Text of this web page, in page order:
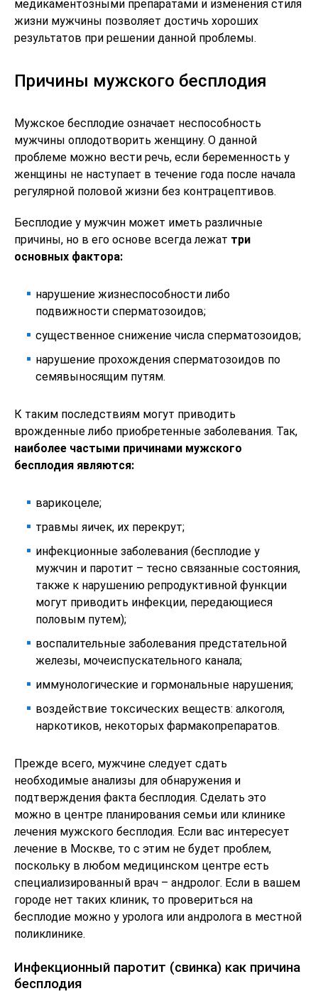
медикаментозными препаратами и изменения стиля
жизни мужчины позволяет достичь хороших
результатов при решении данной проблемы.
Причины мужского бесплодия
Мужское бесплодие означает неспособность
мужчины оплодотворить женщину. О данной
проблеме можно вести речь, если беременность у
женщины не наступает в течение года после начала
регулярной половой жизни без контрацептивов.
Бесплодие у мужчин может иметь различные
причины, но в его основе всегда лежат три
основных фактора:
нарушение жизнеспособности либо
подвижности сперматозоидов;
существенное снижение числа сперматозоидов;
нарушение прохождения сперматозоидов по
семявыносящим путям.
К таким последствиям могут приводить
врожденные либо приобретенные заболевания. Так,
наиболее частыми причинами мужского
бесплодия являются:
варикоцеле;
травмы яичек, их перекрут;
инфекционные заболевания (бесплодие у
мужчин и паротит – тесно связанные состояния,
также к нарушению репродуктивной функции
могут приводить инфекции, передающиеся
половым путем);
воспалительные заболевания предстательной
железы, мочеиспускательного канала;
иммунологические и гормональные нарушения;
воздействие токсических веществ: алкоголя,
наркотиков, некоторых фармакопрепаратов.
Прежде всего, мужчине следует сдать
необходимые анализы для обнаружения и
подтверждения факта бесплодия. Сделать это
можно в центре планирования семьи или клинике
лечения мужского бесплодия. Если вас интересует
лечение в Москве, то с этим не будет проблем,
поскольку в любом медицинском центре есть
специализированный врач – андролог. Если в вашем
городе нет таких клиник, то провериться на
бесплодие можно у уролога или андролога в местной
поликлинике.
Инфекционный паротит (свинка) как причина
бесплодия